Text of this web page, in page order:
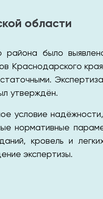
области
района было
Краснодарского
утверждён.
условие
нормативные
кровель и
экспертизы.